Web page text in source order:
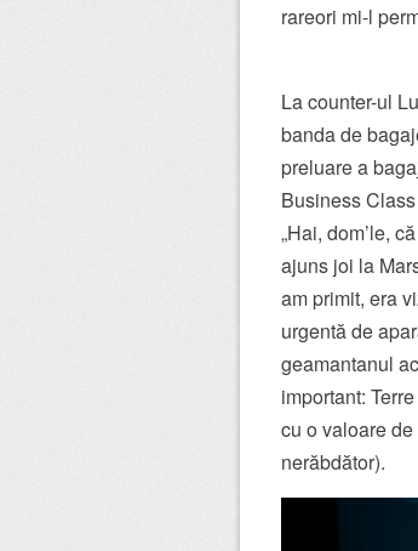
rareori mi-l
La counter-ul
banda de
preluare a
Business
„Hai, dom’le,
ajuns joi la
am primit, era
urgentă de
geamantanul
important:
cu o valoare
nerăbdător).